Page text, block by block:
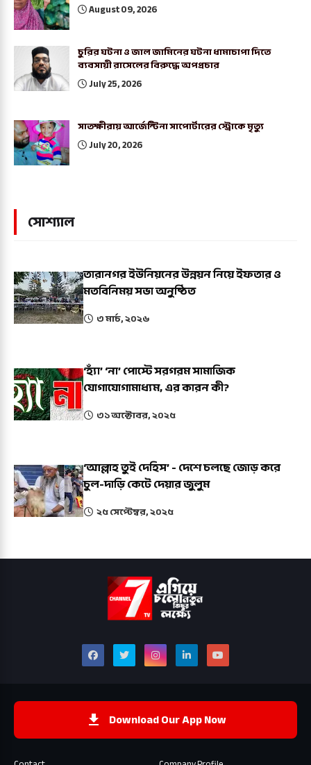
August 09, 2026
চুরির ঘটনা ও জাল জামিনের ঘটনা ধামাচাপা দিতে
ব্যবসায়ী রাসেলের বিরুদ্ধে অপপ্রচার
July 25, 2026
সাতক্ষীরায় আর্জেন্টিনা সাপোর্টারের স্ট্রোকে মৃত্যু
July 20, 2026
সোশ্যাল
তারানগর ইউনিয়নের উন্নয়ন নিয়ে ইফতার ও
মতবিনিময় সভা অনুষ্ঠিত
৩ মার্চ, ২০২৬
‘হ্যাঁ’ ‘না’ পোস্টে সরগরম সামাজিক
যোগাযোগামাধ্যম, এর কারন কী?
৩১ অক্টোবর, ২০২৫
‘আল্লাহ তুই দেহিস’ - দেশে চলছে জোড় করে
চুল-দাড়ি কেটে দেয়ার জুলুম
২৫ সেপ্টেম্বর, ২০২৫
Download Our App Now